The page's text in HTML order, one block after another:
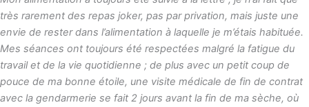
très rarement des repas joker, pas par privation, mais juste une
envie de rester dans l’alimentation à laquelle je m’étais habituée.
Mes séances ont toujours été respectées malgré la fatigue du
travail et de la vie quotidienne ; de plus avec un petit coup de
pouce de ma bonne étoile, une visite médicale de fin de contrat
avec la gendarmerie se fait 2 jours avant la fin de ma sèche, où